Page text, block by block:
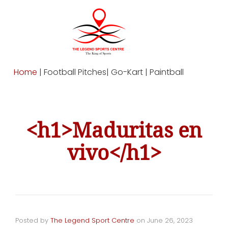
Home | Football Pitches| Go-Kart | Paintball
<h1>Maduritas en
vivo</h1>
Posted by The Legend Sport Centre on June 26, 2023